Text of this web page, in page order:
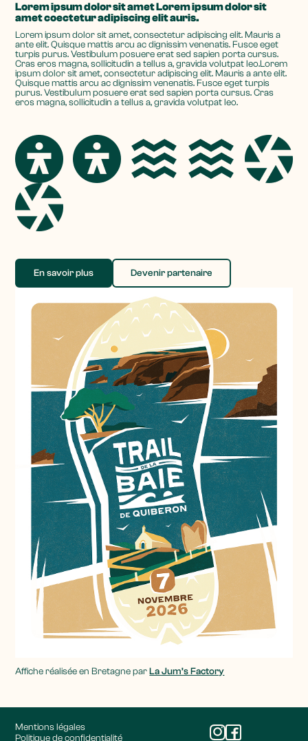
Affiche réalisée en Bretagne parLa Jum’s Factory
Lorem ipsum dolor sit amet Lorem ipsum dolor sit
amet coectetur adipiscing elit auris.
Lorem ipsum dolor sit amet, consectetur adipiscing elit. Mauris a
ante elit. Quisque mattis arcu ac dignissim venenatis. Fusce eget
turpis purus. Vestibulum posuere erat sed sapien porta cursus.
Cras eros magna, sollicitudin a tellus a, gravida volutpat leo.Lorem
ipsum dolor sit amet, consectetur adipiscing elit. Mauris a ante elit.
Quisque mattis arcu ac dignissim venenatis. Fusce eget turpis
purus. Vestibulum posuere erat sed sapien porta cursus. Cras
eros magna, sollicitudin a tellus a, gravida volutpat leo.
En savoir plus Devenir partenaire
Mentions légales
Politique de confidentialité